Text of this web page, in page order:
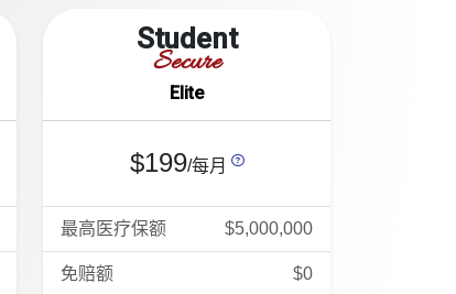
Student
Secure
Elite
$199/每月
最高医疗保额 $5,000,000
免赔额 $0